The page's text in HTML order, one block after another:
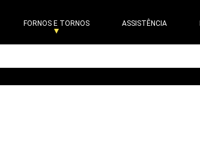
FORNOS E TORNOS ASSISTÊNCIA